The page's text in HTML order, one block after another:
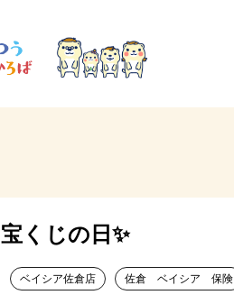
宝くじの日✨
ベイシア佐倉店 佐倉 ベイシア 保険